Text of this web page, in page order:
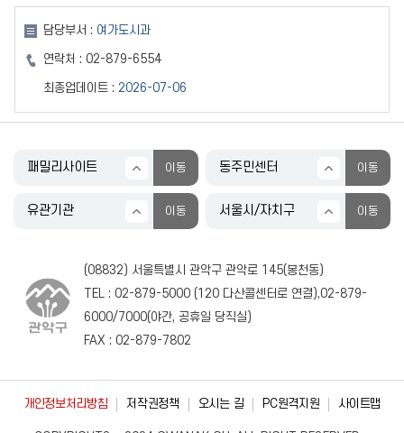
담당부서 : 여가도시과
연락처 : 02-879-6554
최종업데이트 : 2026-07-06
(08832) 서울특별시 관악구 관악로 145(봉천동)
TEL : 02-879-5000(120다산콜센터로 연결),02-879-
6000/ 7000(야간, 공휴일 당직실)
FAX : 02-879-7802
개인정보처리방침 저작권정책 오시는 길 PC원격지원 사이트맵